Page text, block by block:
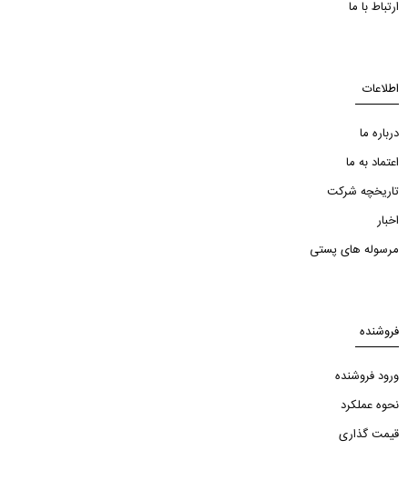
ارتباط با ما
اطلاعات
درباره ما
اعتماد به ما
تاریخچه شرکت
اخبار
مرسوله های پستی
فروشنده
ورود فروشنده
نحوه عملکرد
قیمت گذاری